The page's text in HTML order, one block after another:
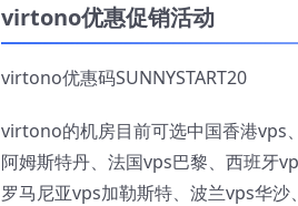
virtono优惠促销活动
virtono优惠码
virtono的机房目前可选中国香港vps
阿姆斯特丹、法国vps巴黎、西班牙
罗马尼亚vps加勒斯特、波兰vps华